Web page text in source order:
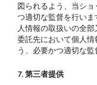
図られるよう、当シ
つ適切な監督を行い
人情報の取扱いの全部
委託先において個人
う、必要かつ適切な監
7. 第三者提供